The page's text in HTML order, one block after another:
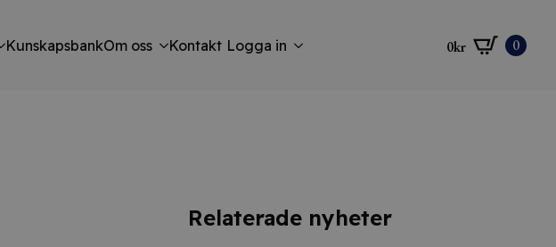
KunskapsbankOm oss Kontakt Logga in 0kr 0
Relaterade nyheter